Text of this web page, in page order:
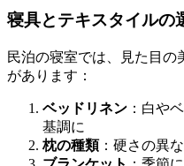
寝具とテキスタイルの
民泊の寝室では、見た目
があります：
ベッドリネン ：白や
基調に
枕の種類：硬さの異